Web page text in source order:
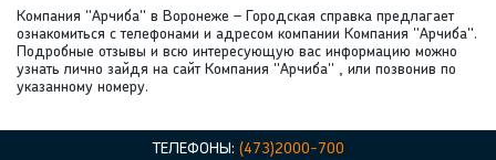
Компания "Арчиба" в Воронеже – Городская справка предлагает
ознакомиться с телефонами и адресом компании Компания "Арчиба".
Подробные отзывы и всю интересующую вас информацию можно
узнать лично зайдя на сайт Компания "Арчиба" , или позвонив по
указанному номеру.
ТЕЛЕФОНЫ: (473)2000-700